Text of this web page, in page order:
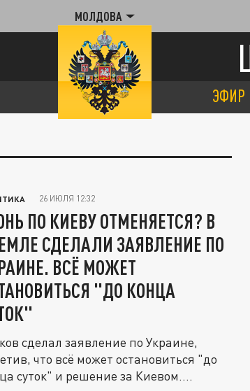
МОЛДОВА
ЭФИР
26 ИЮЛЯ 12:32
ПО КИЕВУ ОТМЕНЯЕТСЯ? В
СДЕЛАЛИ ЗАЯВЛЕНИЕ ПО
ВСЁ МОЖЕТ
"ДО КОНЦА
сделал заявление по Украине,
что всё может остановиться "до
суток" и решение за Киевом....